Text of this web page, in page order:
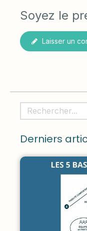
Soyez le
Laisser un
Rechercher
Derniers